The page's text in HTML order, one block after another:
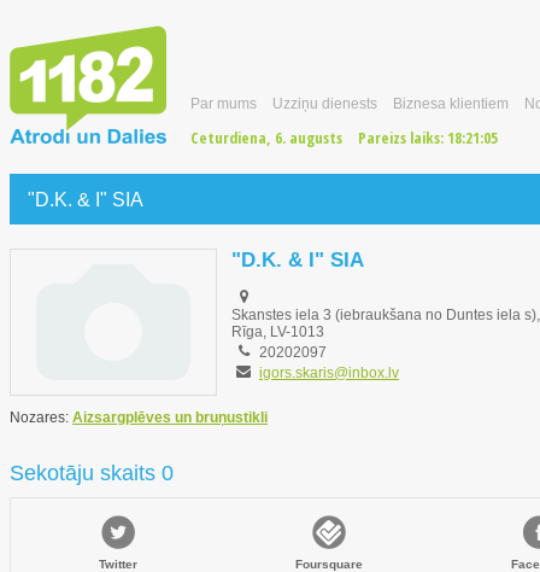
Par mums Uzziņu dienests Biznesa klientiem
Ceturdiena, 6. augusts Pareizs laiks: 18:21:05
"D.K. & I" SIA
"D.K. & I" SIA
Skanstes iela 3 (iebraukšana no Duntes iela s),
Rīga, LV-1013
20202097
igors.skaris@inbox.lv
Nozares: Aizsargplēves un bruņustikli
Sekotāju skaits 0
Twitter Foursquare